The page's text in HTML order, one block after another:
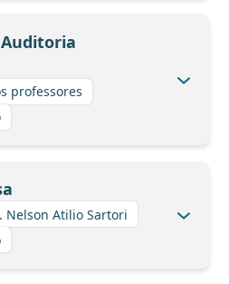
professores
Nelson Atilio Sartori